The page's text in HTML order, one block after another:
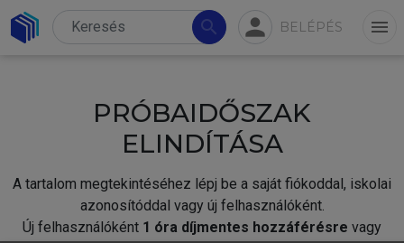
search person BELÉPÉS menu
PRÓBAIDŐSZAK
ELINDÍTÁSA
A tartalom megtekintéséhez lépj be a saját fiókoddal, iskolai
azonosítóddal vagy új felhasználóként.
Új felhasználóként 1 óra díjmentes hozzáférésre vagy